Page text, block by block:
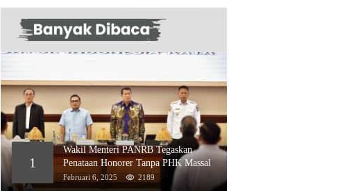
1
Wakil Menteri PANRB Tegaskan
Penataan Honorer Tanpa PHK Massal
Februari 6, 2025 2189